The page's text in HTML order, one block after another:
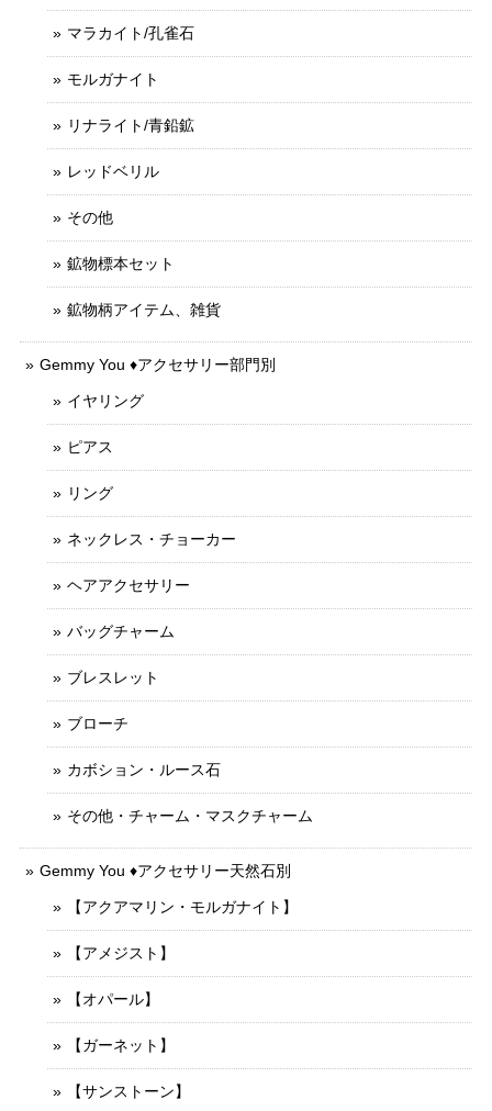
マラカイト/孔雀石
モルガナイト
リナライト/青鉛鉱
レッドベリル
その他
鉱物標本セット
鉱物柄アイテム、雑貨
Gemmy You ♦︎アクセサリー部門別
イヤリング
ピアス
リング
ネックレス・チョーカー
ヘアアクセサリー
バッグチャーム
ブレスレット
ブローチ
カボション・ルース石
その他・チャーム・マスクチャーム
Gemmy You ♦︎アクセサリー天然石別
【アクアマリン・モルガナイト】
【アメジスト】
【オパール】
【ガーネット】
【サンストーン】